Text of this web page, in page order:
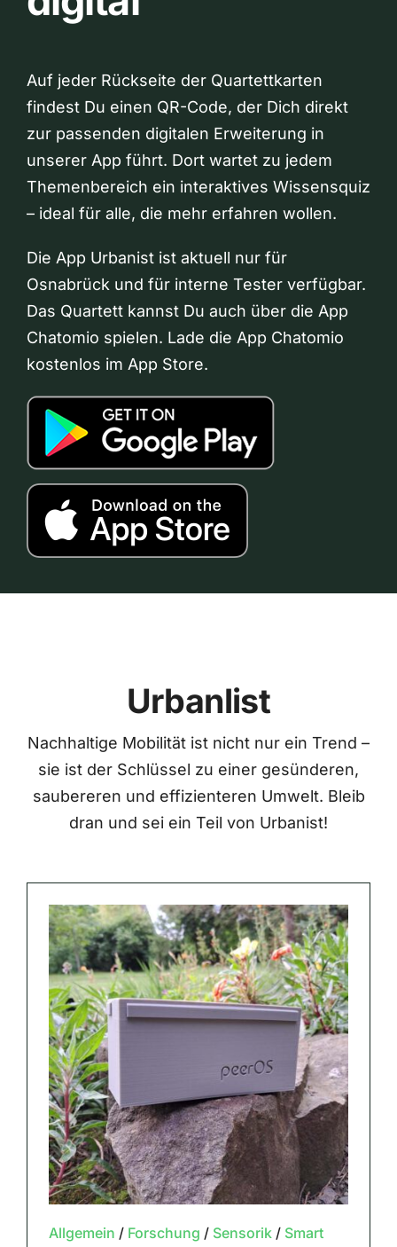
Auf jeder Rückseite der Quartettkarten
findest Du einen QR-Code, der Dich direkt
zur passenden digitalen Erweiterung in
unserer App führt. Dort wartet zu jedem
Themenbereich ein interaktives Wissensquiz
– ideal für alle, die mehr erfahren wollen.
Die App Urbanist ist aktuell nur für
Osnabrück und für interne Tester verfügbar.
Das Quartett kannst Du auch über die App
Chatomio spielen. Lade die App Chatomio
kostenlos im App Store.
Urbanlist
Nachhaltige Mobilität ist nicht nur ein Trend –
sie ist der Schlüssel zu einer gesünderen,
saubereren und effizienteren Umwelt. Bleib
dran und sei ein Teil von Urbanist!
Allgemein / Forschung / Sensorik/ Smart